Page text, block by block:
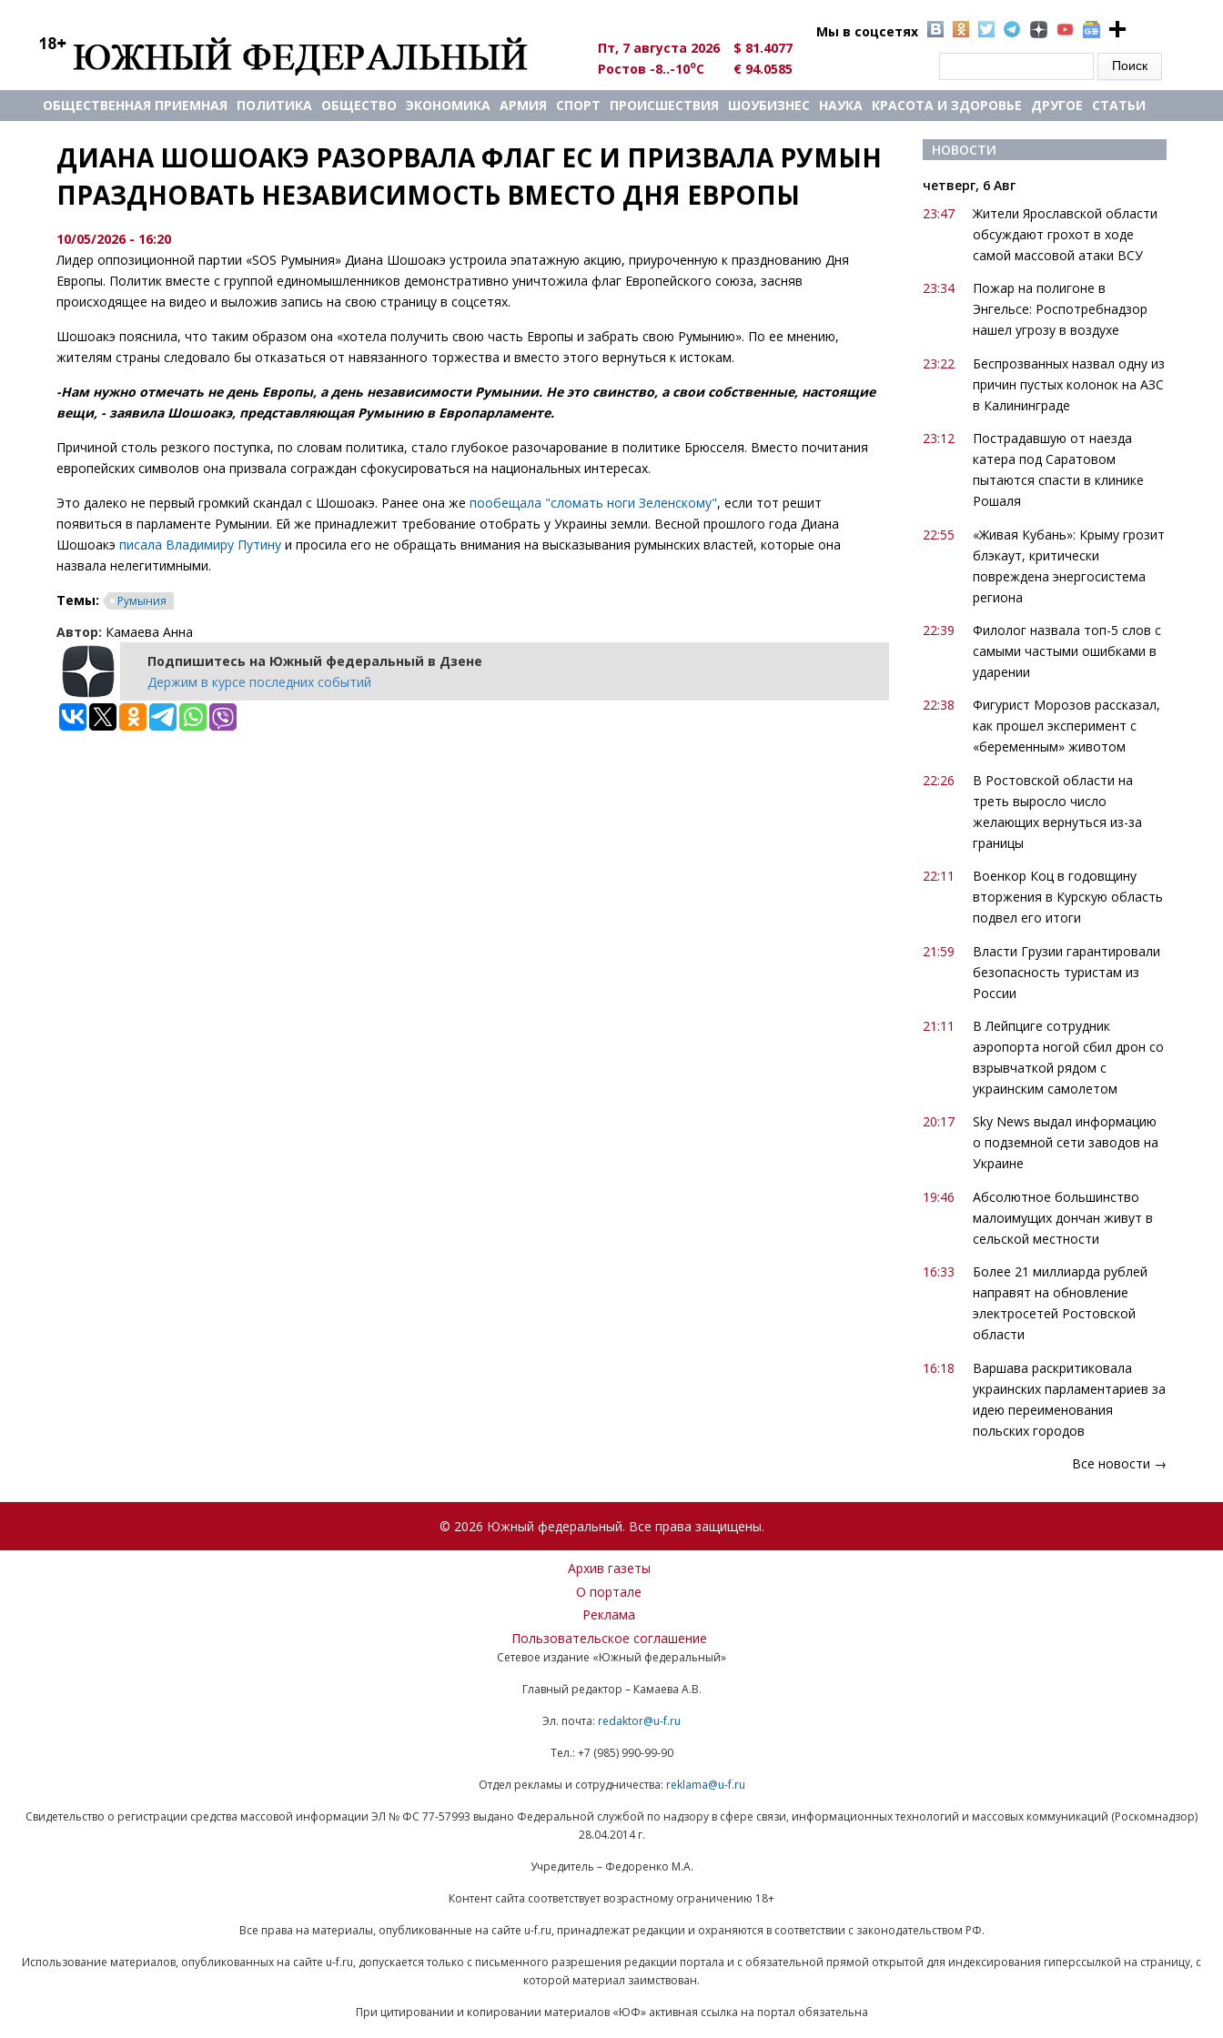
Мы в соцсетях
Пт, 7 августа 2026
$ 81.4077
Ростов -8..-10oC € 94.0585
ОБЩЕСТВЕННАЯ ПРИЕМНАЯ ПОЛИТИКА ОБЩЕСТВО ЭКОНОМИКА АРМИЯ СПОРТ ПРОИСШЕСТВИЯ ШОУБИЗНЕС НАУКА КРАСОТА И ЗДОРОВЬЕ ДРУГОЕ СТАТЬИ
ДИАНА ШОШОАКЭ РАЗОРВАЛА ФЛАГ ЕС И ПРИЗВАЛА РУМЫН
ПРАЗДНОВАТЬ НЕЗАВИСИМОСТЬ ВМЕСТО ДНЯ ЕВРОПЫ
10/05/2026 - 16:20
Лидер оппозиционной партии «SOS Румыния» Диана Шошоакэ устроила эпатажную акцию, приуроченную к празднованию Дня
Европы. Политик вместе с группой единомышленников демонстративно уничтожила флаг Европейского союза, засняв
происходящее на видео и выложив запись на свою страницу в соцсетях.
Шошоакэ пояснила, что таким образом она «хотела получить свою часть Европы и забрать свою Румынию». По ее мнению,
жителям страны следовало бы отказаться от навязанного торжества и вместо этого вернуться к истокам.
-Нам нужно отмечать не день Европы, а день независимости Румынии. Не это свинство, а свои собственные, настоящие
вещи, - заявила Шошоакэ, представляющая Румынию в Европарламенте.
Причиной столь резкого поступка, по словам политика, стало глубокое разочарование в политике Брюсселя. Вместо почитания
европейских символов она призвала сограждан сфокусироваться на национальных интересах.
Это далеко не первый громкий скандал с Шошоакэ. Ранее она же пообещала "сломать ноги Зеленскому", если тот решит
появиться в парламенте Румынии. Ей же принадлежит требование отобрать у Украины земли. Весной прошлого года Диана
Шошоакэ писала Владимиру Путину и просила его не обращать внимания на высказывания румынских властей, которые она
назвала нелегитимными.
Темы:
Румыния
Автор: Камаева Анна
Подпишитесь на Южный федеральный в Дзене
Держим в курсе последних событий
НОВОСТИ
четверг, 6 Авг
23:47
Жители Ярославской области
обсуждают грохот в ходе
самой массовой атаки ВСУ
23:34
Пожар на полигоне в
Энгельсе: Роспотребнадзор
нашел угрозу в воздухе
23:22
Беспрозванных назвал одну из
причин пустых колонок на АЗС
в Калининграде
23:12
Пострадавшую от наезда
катера под Саратовом
пытаются спасти в клинике
Рошаля
22:55
«Живая Кубань»: Крыму грозит
блэкаут, критически
повреждена энергосистема
региона
22:39
Филолог назвала топ-5 слов с
самыми частыми ошибками в
ударении
22:38
Фигурист Морозов рассказал,
как прошел эксперимент с
«беременным» животом
22:26
В Ростовской области на
треть выросло число
желающих вернуться из-за
границы
22:11
Военкор Коц в годовщину
вторжения в Курскую область
подвел его итоги
21:59
Власти Грузии гарантировали
безопасность туристам из
России
21:11
В Лейпциге сотрудник
аэропорта ногой сбил дрон со
взрывчаткой рядом с
украинским самолетом
20:17
Sky News выдал информацию
о подземной сети заводов на
Украине
19:46
Абсолютное большинство
малоимущих дончан живут в
сельской местности
16:33
Более 21 миллиарда рублей
направят на обновление
электросетей Ростовской
области
16:18
Варшава раскритиковала
украинских парламентариев за
идею переименования
польских городов
Все новости →
© 2026 Южный федеральный. Все права защищены.
Архив газеты
О портале
Реклама
Пользовательское соглашение
Сетевое издание «Южный федеральный»
Главный редактор – Камаева А.В.
Эл. почта: redaktor@u-f.ru
Тел.: +7 (985) 990-99-90
Отдел рекламы и сотрудничества: reklama@u-f.ru
Свидетельство о регистрации средства массовой информации ЭЛ № ФС 77-57993 выдано Федеральной службой по надзору в сфере связи, информационных технологий и массовых коммуникаций (Роскомнадзор)
28.04.2014 г.
Учредитель – Федоренко М.А.
Контент сайта соответствует возрастному ограничению 18+
Все права на материалы, опубликованные на сайте u-f.ru, принадлежат редакции и охраняются в соответствии с законодательством РФ.
Использование материалов, опубликованных на сайте u-f.ru, допускается только с письменного разрешения редакции портала и с обязательной прямой открытой для индексирования гиперссылкой на страницу, с
которой материал заимствован.
При цитировании и копировании материалов «ЮФ» активная ссылка на портал обязательна